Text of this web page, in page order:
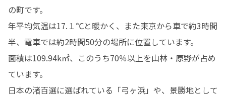
の町です。
年平均気温は17.１℃と暖かく、また東京から車で約3時間
半、電車では約2時間50分の場所に位置しています。
面積は109.94k㎡、このうち70％以上を山林・原野が占め
ています。
日本の渚百選に選ばれている「弓ヶ浜」や、景勝地として